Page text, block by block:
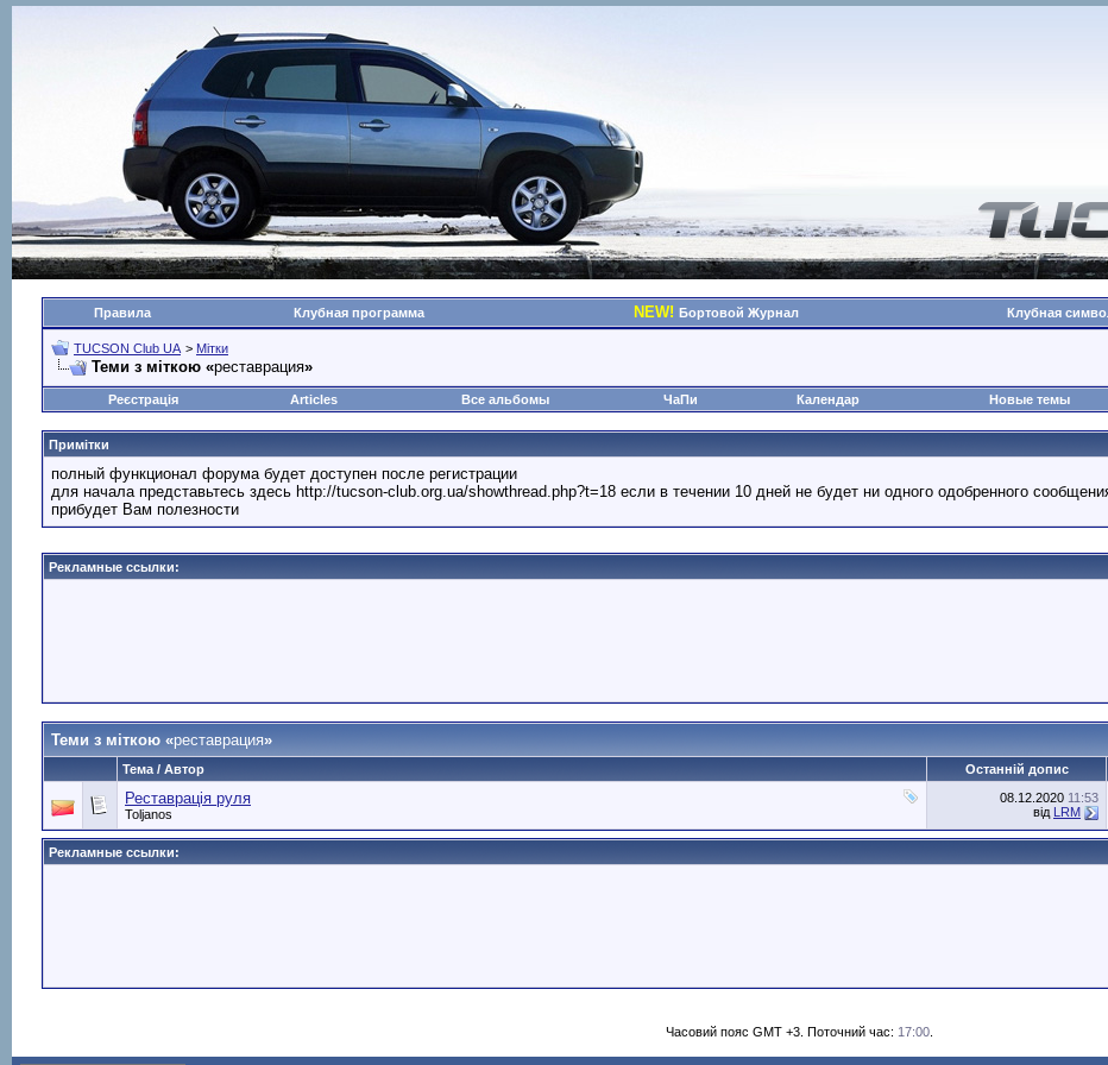
Правила Клубная программа NEW! Бортовой Журнал Клубная
TUCSON Club UA > Мітки
Теми з міткою «реставрация»
Реєстрація
Articles Все альбомы ЧаПи Календар Новые темы
Примітки
полный функционал форума будет доступен после регистрации
для начала представьтесь здесь http://tucson-club.org.ua/showthread.php?t=18 если в течении 10 дней не будет ни одного одобренного
прибудет Вам полезности
Рекламные ссылки:
Теми з міткою «реставрация»
Тема / Автор Останній допис
Реставрація руля
Toljanos
08.12.2020 11:53
від LRM
Рекламные ссылки:
Часовий пояс GMT +3. Поточний час: 17:00.